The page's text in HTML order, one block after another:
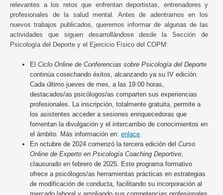
relevantes a los retos que enfrentan deportistas, entrenadores y
profesionales de la salud mental. Antes de adentrarnos en los
nuevos trabajos publicados, queremos informar de algunas de las
actividades que siguen desarrollándose desde la Sección de
Psicología del Deporte y el Ejercicio Físico del COPM:
El Ciclo Online de Conferencias sobre Psicología del Deporte
continúa cosechando éxitos, alcanzando ya su IV edición.
Cada último jueves de mes, a las 19:00 horas,
destacados/as psicólogos/as comparten sus experiencias
profesionales. La inscripción, totalmente gratuita, permite a
los asistentes acceder a sesiones enriquecedoras que
fomentan la divulgación y el intercambio de conocimientos en
el ámbito. Más información en: enlace
En octubre de 2024 comenzó la tercera edición del Curso
Online de Experto en Psicología Coaching Deportivo
clausurado en febrero de 2025. Este programa formativo
ofrece a psicólogos/as herramientas prácticas en estrategias
de modificación de conducta, facilitando su incorporación al